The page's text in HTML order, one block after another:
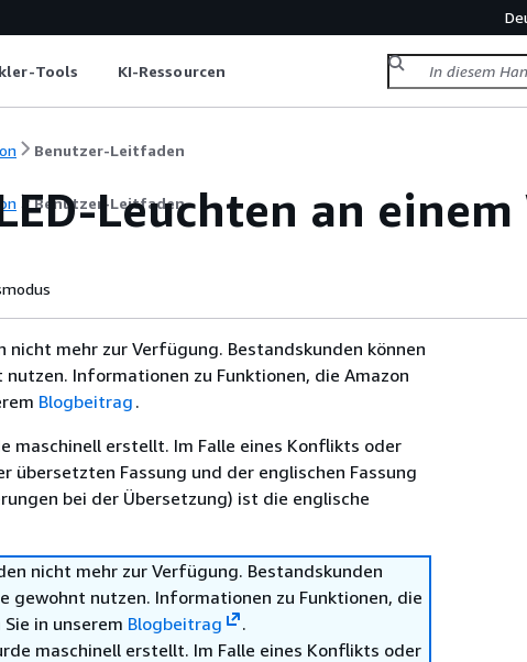
Tools KI-Ressourcen
Benutzer-Leitfaden
Benutzer-Leitfaden
Leuchten an
mehr zur Verfügung. Bestandskunden können
Informationen zu Funktionen, die Amazon
Blogbeitrag .
maschinell erstellt. Im Falle eines Konflikts oder
übersetzten Fassung und der englischen Fassung
bei der Übersetzung) ist die englische
nicht mehr zur Verfügung. Bestandskunden
gewohnt nutzen. Informationen zu Funktionen, die
in unserem Blogbeitrag
.
maschinell erstellt. Im Falle eines Konflikts oder